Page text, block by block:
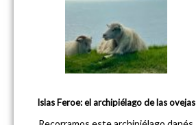
Islas Feroe: el archipiélago de las ovejas